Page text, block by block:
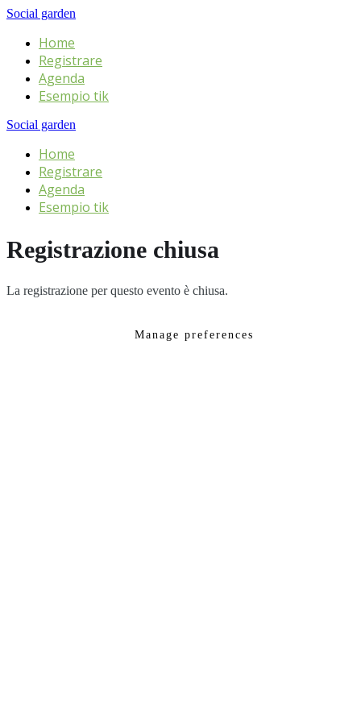
Social garden
Home
Registrare
Agenda
Esempio tik
Social garden
Home
Registrare
Agenda
Esempio tik
Registrazione chiusa
La registrazione per questo evento è chiusa.
Manage preferences